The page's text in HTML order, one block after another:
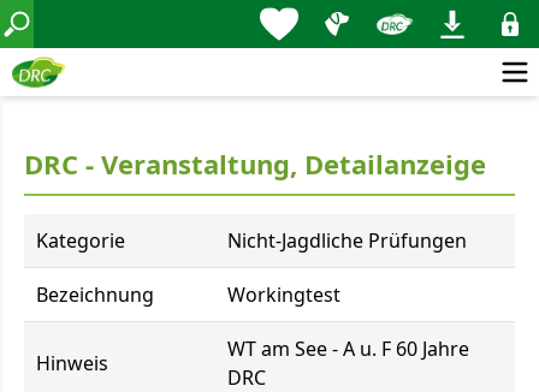
DRC - Veranstaltung, Detailanzeige
Kategorie Nicht-Jagdliche Prüfungen
Bezeichnung Workingtest
Hinweis
WT am See - A u. F 60 Jahre
DRC